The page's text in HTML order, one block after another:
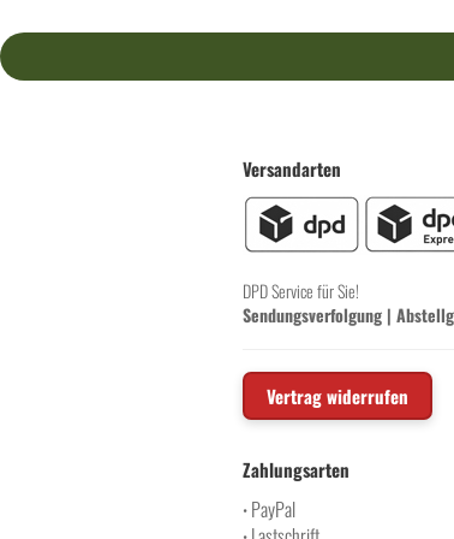
Versandarten
DPD Service für Sie!
Sendungsverfolgung |
Vertrag widerrufen
Zahlungsarten
•PayPal